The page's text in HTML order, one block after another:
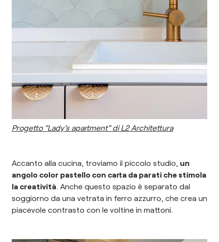
Progetto "Lady's apartment" di L2 Architettura
Accanto alla cucina, troviamo il piccolo studio, un
angolo color pastello con carta da parati che stimola
la creatività. Anche questo spazio è separato dal
soggiorno da una vetrata in ferro azzurro, che crea un
piacevole contrasto con le voltine in mattoni.